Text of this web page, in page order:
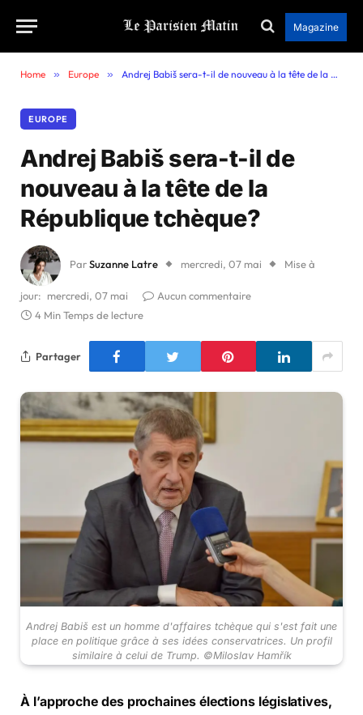
Magazine
Home » Europe » Andrej Babiš sera-t-il de nouveau à la tête de la République tchèque?
EUROPE
Andrej Babiš sera-t-il de
nouveau à la tête de la
République tchèque?
ParSuzanne Latre mercredi, 07 mai Mise à
jour: mercredi, 07 mai
Aucun commentaire
4 Min Temps de lecture
Partager
Andrej Babiš est un homme d'affaires tchèque qui s'est fait une
place en politique grâce à ses idées conservatrices. Un profil
similaire à celui de Trump. ©Miloslav Hamřík
À l’approche des prochaines élections législatives,